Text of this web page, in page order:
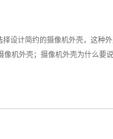
设计简约的摄像机外壳，这种
机外壳；摄像机外壳为什么要